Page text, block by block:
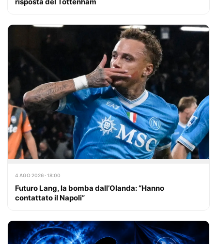
4 AGO 2026 · 18:00
Futuro Lang, la bomba dall’Olanda: “Hanno
contattato il Napoli”